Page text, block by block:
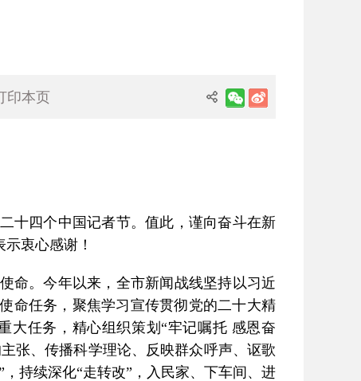
印本页
十四个中国记者节。值此，谨向奋斗在新
衷心感谢！
命。今年以来，全市新闻战线坚持以习近
命任务，聚焦学习宣传贯彻党的二十大精
大任务，精心组织策划“牢记嘱托 感恩奋
张、传播科学理论、反映群众呼声、讴歌
持续深化“走转改”，入民家、下车间、进